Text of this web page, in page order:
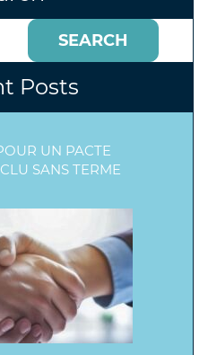
Posts
UN PACTE
SANS TERME